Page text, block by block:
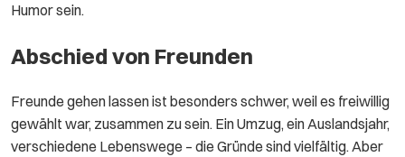
Humor sein.
Abschied von Freunden
Freunde gehen lassen ist besonders schwer, weil es freiwillig
gewählt war, zusammen zu sein. Ein Umzug, ein Auslandsjahr,
verschiedene Lebenswege – die Gründe sind vielfältig. Aber